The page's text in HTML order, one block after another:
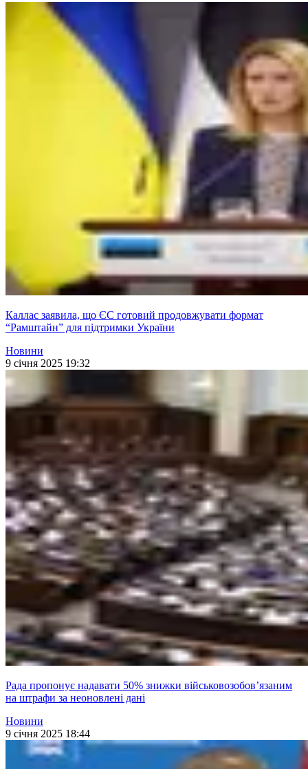
Каллас заявила, що ЄС готовий продовжувати формат
“Рамштайн” для підтримки України
Новини
9 січня 2025 19:32
Рада пропонує надавати 50% знижки військовозобовʼязаним
на штрафи за неоновлені дані
Новини
9 січня 2025 18:44